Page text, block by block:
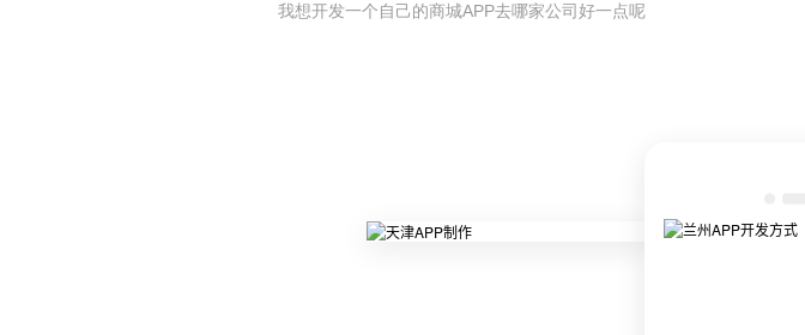
我想开发一个自己的商城APP去哪家公司好一点呢